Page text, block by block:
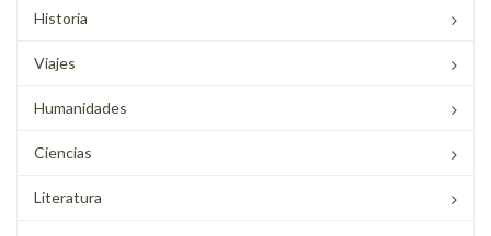
Historia
Viajes
Humanidades
Ciencias
Literatura